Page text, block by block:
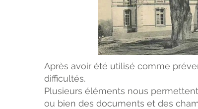
Après avoir été utilisé comme
difficultés.
Plusieurs éléments nous
ou bien des documents et des